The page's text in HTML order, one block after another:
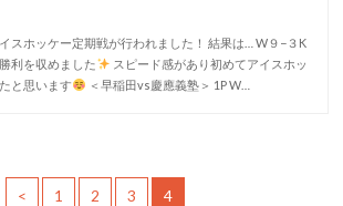
スホッケー定期戦が行われました！ 結果は… W９−３K
利を収めました
スピード感があり初めてアイスホッ
と思います
＜早稲田vs慶應義塾＞ 1P W…
< 1 2 3 4